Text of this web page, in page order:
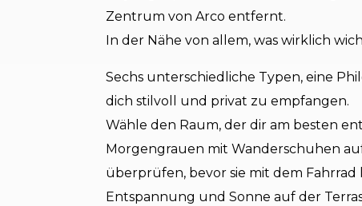
Zentrum von Arco entfernt.
In der Nähe von allem, was wirklich
Sechs unterschiedliche Typen, eine
dich stilvoll und privat zu empfangen.
Wähle den Raum, der dir am besten
Morgengrauen mit Wanderschuhen
überprüfen, bevor sie mit dem
Entspannung und Sonne auf der